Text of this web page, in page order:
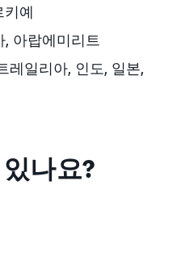
키예
, 아랍에미리트
레일리아, 인도, 일본,
나요?